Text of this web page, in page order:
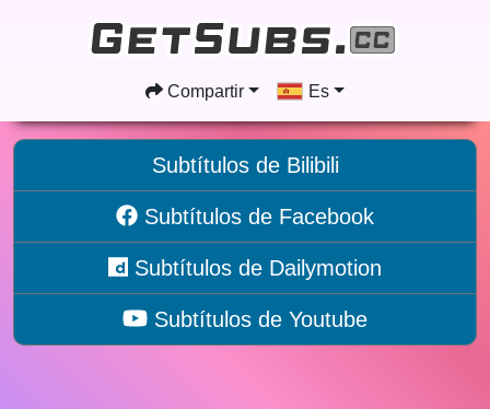
Compartir Es
Subtítulos de Bilibili
Subtítulos de Facebook
Subtítulos de Dailymotion
Subtítulos de Youtube